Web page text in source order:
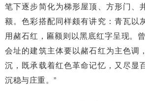
笔下逐步简化为梯形屋顶、方形门、
额。色彩搭配同样颇有讲究：青瓦以
用赭石红，匾额则以黑底红字呈现。
会址的建筑主体要以赭石红为主色调
沉，既承载着红色革命记忆，又尽显
沉稳与庄重。”